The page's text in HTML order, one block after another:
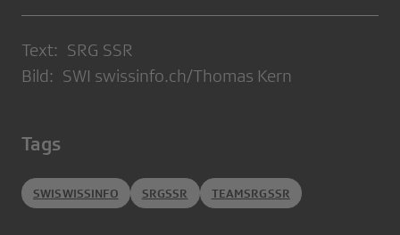
Text: SRG SSR
Bild: SWI swissinfo.ch/Thomas Kern
Tags
SWISWISSINFO SRGSSR TEAMSRGSSR